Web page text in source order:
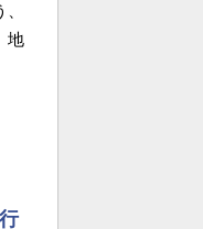
地